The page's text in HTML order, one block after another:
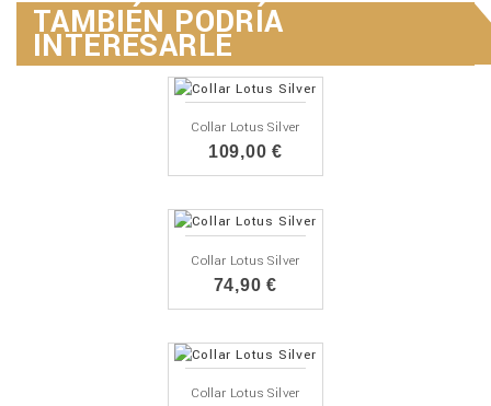
TAMBIÉN PODRÍA
INTERESARLE
Collar Lotus Silver
109,00 €
Collar Lotus Silver
74,90 €
Collar Lotus Silver